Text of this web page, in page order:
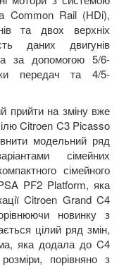
Common Rail(HDi),
та двох верхніх
даних двигунів
за допомогою 5/6-
передач та 4/5-
прийти на зміну вже
Citroen C3 Picasso
модельний ряд
сімейних
сімейного
PF2 Platform, яка
Citroen Grand C4
новинку з
цілий ряд змін,
яка додала до C4
порівняно з